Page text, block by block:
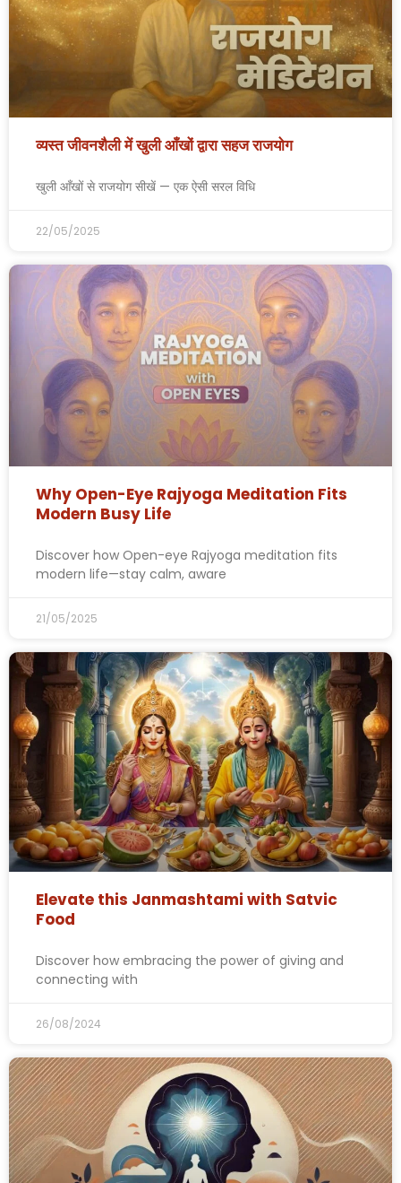
व्यस्त जीवनशैली में खुली आँखों द्वारा सहज राजयोग
खुली आँखों से राजयोग सीखें — एक ऐसी सरल विधि
22/05/2025
Why Open-Eye Rajyoga Meditation Fits
Modern Busy Life
Discover how Open-eye Rajyoga meditation fits
modern life—stay calm, aware
21/05/2025
Elevate this Janmashtami with Satvic
Food
Discover how embracing the power of giving and
connecting with
26/08/2024